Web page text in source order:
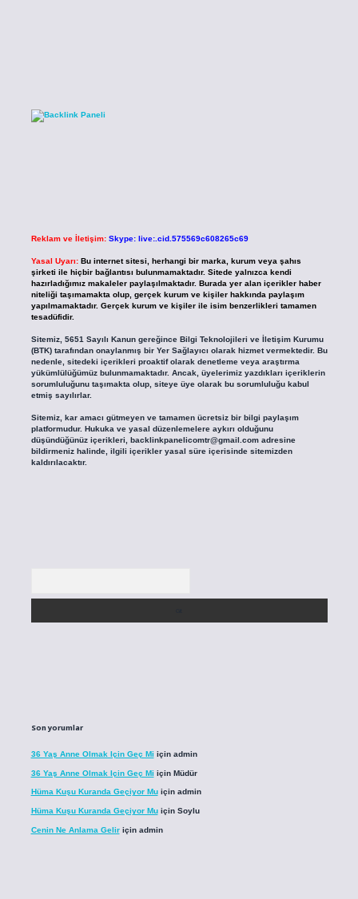
Reklam ve İletişim: Skype: live:.cid.575569c608265c69
Yasal Uyarı: Bu internet sitesi, herhangi bir marka, kurum veya şahıs
şirketi ile hiçbir bağlantısı bulunmamaktadır. Sitede yalnızca kendi
hazırladığımız makaleler paylaşılmaktadır. Burada yer alan içerikler haber
niteliği taşımamakta olup, gerçek kurum ve kişiler hakkında paylaşım
yapılmamaktadır. Gerçek kurum ve kişiler ile isim benzerlikleri tamamen
tesadüfidir.
Sitemiz, 5651 Sayılı Kanun gereğince Bilgi Teknolojileri ve İletişim Kurumu
(BTK) tarafından onaylanmış bir Yer Sağlayıcı olarak hizmet vermektedir. Bu
nedenle, sitedeki içerikleri proaktif olarak denetleme veya araştırma
yükümlülüğümüz bulunmamaktadır. Ancak, üyelerimiz yazdıkları içeriklerin
sorumluluğunu taşımakta olup, siteye üye olarak bu sorumluluğu kabul
etmiş sayılırlar.
Sitemiz, kar amacı gütmeyen ve tamamen ücretsiz bir bilgi paylaşım
platformudur. Hukuka ve yasal düzenlemelere aykırı olduğunu
düşündüğünüz içerikleri, backlinkpanelicomtr@gmail.comadresine
bildirmeniz halinde, ilgili içerikler yasal süre içerisinde sitemizden
kaldırılacaktır.
Son yorumlar
36 Yaş Anne Olmak Için Geç Mi için admin
36 Yaş Anne Olmak Için Geç Mi için Müdür
Hüma Kuşu Kuranda Geçiyor Muiçin admin
Hüma Kuşu Kuranda Geçiyor Muiçin Soylu
Cenin Ne Anlama Geliriçin admin